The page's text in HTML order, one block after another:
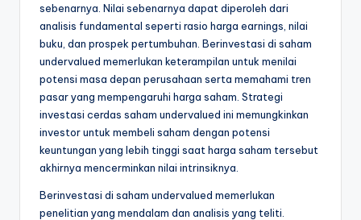
sebenarnya. Nilai sebenarnya dapat diperoleh dari
analisis fundamental seperti rasio harga earnings, nilai
buku, dan prospek pertumbuhan. Berinvestasi di saham
undervalued memerlukan keterampilan untuk menilai
potensi masa depan perusahaan serta memahami tren
pasar yang mempengaruhi harga saham. Strategi
investasi cerdas saham undervalued ini memungkinkan
investor untuk membeli saham dengan potensi
keuntungan yang lebih tinggi saat harga saham tersebut
akhirnya mencerminkan nilai intrinsiknya.
Berinvestasi di saham undervalued memerlukan
penelitian yang mendalam dan analisis yang teliti.